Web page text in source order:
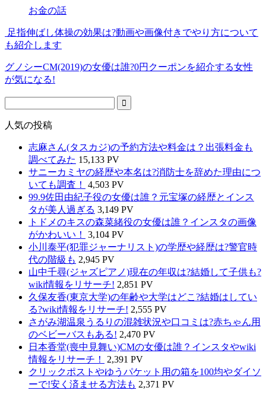
お金の話
足指伸ばし体操の効果は?動画や画像付きでやり方について
も紹介します
グノシーCM(2019)の女優は誰?0円クーポンを紹介する女性
が気になる!
人気の投稿
志麻さん(タスカジ)の予約方法や料金は？出張料金も
調べてみた 15,133 PV
サニーカミヤの経歴や本名は?消防士を辞めた理由につ
いても調査！
4,503 PV
99.9佐田由紀子役の女優は誰？元宝塚の経歴とインス
タが美人過ぎる 3,149 PV
トドメのキスの森菜緒役の女優は誰？インスタの画像
がかわいい！
3,104 PV
小川泰平(犯罪ジャーナリスト)の学歴や経歴は?警官時
代の階級も 2,945 PV
山中千尋(ジャズピアノ)現在の年収は?結婚して子供も?
wiki情報をリサーチ! 2,851 PV
久保友香(東京大学)の年齢や大学はどこ?結婚はしてい
る?wiki情報をリサーチ! 2,555 PV
さがみ湖温泉うるりの混雑状況や口コミは?赤ちゃん用
のベビーバスもある! 2,470 PV
日本香堂(喪中見舞い)CMの女優は誰？インスタやwiki
情報をリサーチ！
2,391 PV
クリックポストやゆうパケット用の箱を100均やダイソ
ーで!安く済ませる方法も 2,371 PV